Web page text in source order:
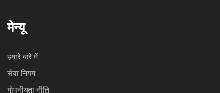
मेन्यू
हमारे बारे में
सेवा नियम
गोपनीयता नीति